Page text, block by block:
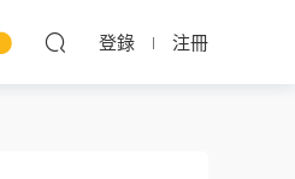
登錄 注冊